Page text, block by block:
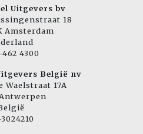
Uitgevers bv
18
Amsterdam
4300
België nv
Waelstraat 17A